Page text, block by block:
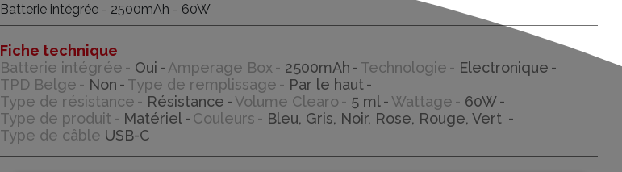
Batterie intégrée - 2500mAh - 60W
Fiche technique
Batterie intégrée
Oui Amperage Box 2500mAh Technologie
Electronique
TPD Belge
Non Type de remplissage
Par le haut
Type de résistance
Résistance Volume Clearo 5 ml Wattage
60W
Type de produit
Matériel Couleurs
Bleu, Gris, Noir, Rose, Rouge, Vert
Type de câble USB-C